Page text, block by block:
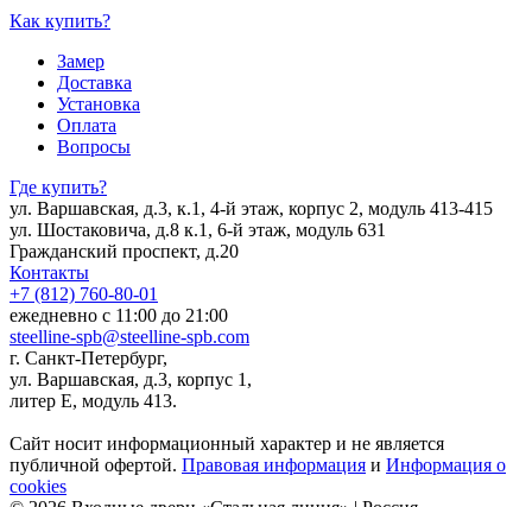
Как купить?
Замер
Доставка
Установка
Оплата
Вопросы
Где купить?
ул. Варшавская, д.3, к.1, 4-й этаж, корпус 2, модуль 413-415
ул. Шостаковича, д.8 к.1, 6-й этаж, модуль 631
Гражданский проспект, д.20
Контакты
+7 (812) 760-80-01
ежедневно с 11:00 до 21:00
steelline-spb@steelline-spb.com
г. Санкт-Петербург,
ул. Варшавская, д.3, корпус 1,
литер Е, модуль 413.
Сайт носит информационный характер и не является
публичной офертой. Правовая информация и Информация о
cookies